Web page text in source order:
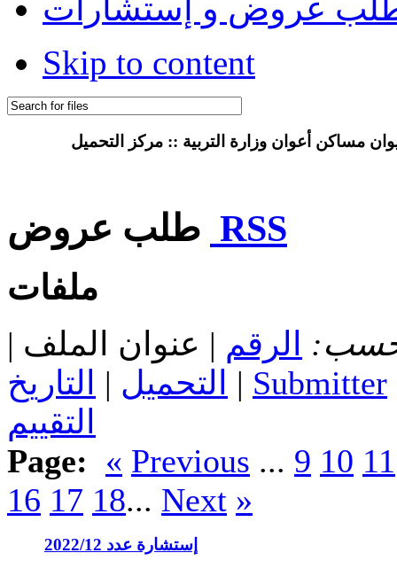
عروض و إستشارات
Skip to content
RSS
ملفات
حسب: الرقم | عنوان الملف |
التحميل | التاريخ | Submitter
التقييم
Page: « Previous ... 9 10 11
16 17 18... Next »
إستشارة عدد 2022/12